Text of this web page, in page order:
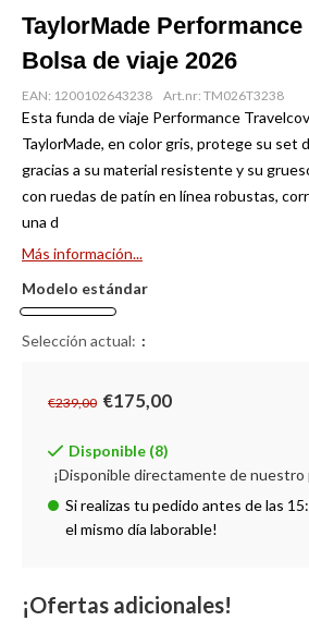
TaylorMade
Bolsa de viaje 2026
EAN: 1200102643238 Art.nr: TM026T3238
Esta funda de viaje Performance
TaylorMade, en color gris, protege su set
gracias a su material resistente y su
con ruedas de patín en línea robustas,
una d
Más información...
Modelo estándar
Selección actual: :
€239,00 €175,00
Disponible (8)
¡Disponible directamente de
Si realizas tu pedido antes de las
el mismo día laborable!
¡Ofertas adicionales!